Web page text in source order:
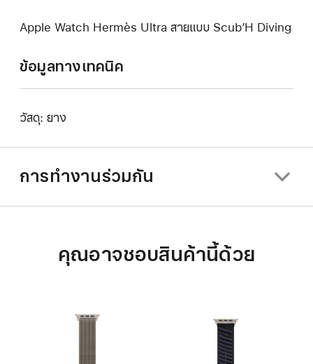
Apple Watch Hermès Ultra สายแบบ Scub’H Diving
ข้อมูลทางเทคนิค
วัสดุ: ยาง
การทำงานร่วมกัน
คุณอาจชอบสินค้านี้ด้วย